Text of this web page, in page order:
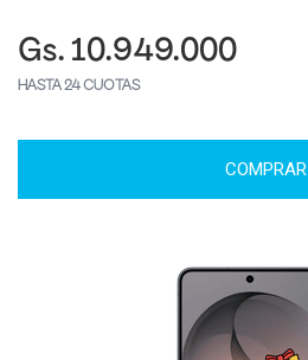
Gs. 10.949.000
HASTA 24 CUOTAS
COMPRAR